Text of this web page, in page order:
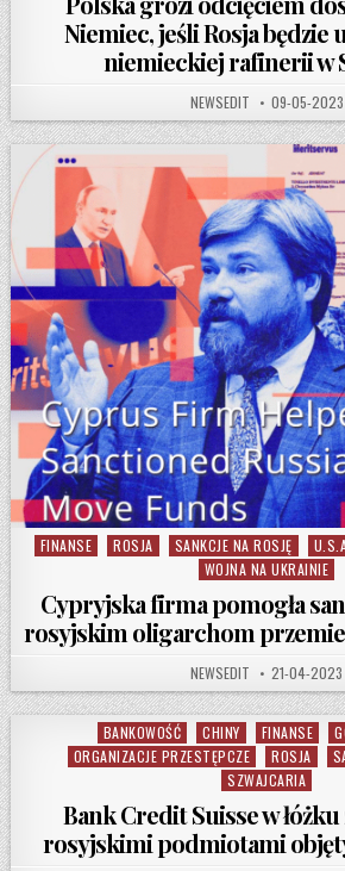
Niemiec, jeśli Rosja będzie
niemieckiej rafinerii w
AUTHOR:
NEWSEDIT PUBLISHED
09-05-2023
Posted in
FINANSE ROSJA SANKCJE NA ROSJĘ
WOJNA NA UKRAINIE
Cypryjska firma pomogła
rosyjskim oligarchom
AUTHOR:
NEWSEDIT PUBLISHED
21-04-2023
Posted in
BANKOWOŚĆ CHINY FINANSE
ORGANIZACJE PRZESTĘPCZE
ROSJA
SZWAJCARIA
Bank Credit Suisse w
rosyjskimi podmiotami